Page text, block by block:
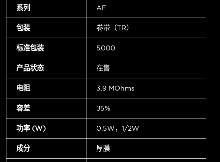
系列 AF
包装 卷带（TR）
标准包装 5000
产品状态 在售
电阻 3.9 MOhms
容差 ±5%
功率 (W) 0.5W，1/2W
成分 厚膜